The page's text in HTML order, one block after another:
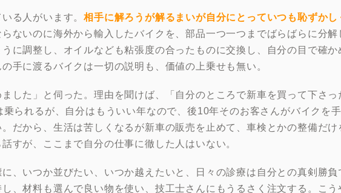
る人がいます。相手に解ろうが解るまいが自分にとっていつも恥ずか
ないのに海外から輸入したバイクを、部品一つ一つまでばらばらに分解
に調整し、オイルなども粘張度の合ったものに交換し、自分の目で確か
手に渡るバイクは一切の説明も、価値の上乗せも無い。
した」と伺った。理由を聞けば、「自分のところで新車を買って下さっ
られるが、自分はもういい年なので、後10年そのお客さんがバイクを
だから、生活は苦しくなるが新車の販売を止めて、車検とかの整備だけ
すが、ここまで自分の仕事に徹した人はいない。
、いつか並びたい、いつか越えたいと、日々の診療は自分との真剣勝負
、材料も選んで良い物を使い、技工士さんにもうるさく注文する。こう